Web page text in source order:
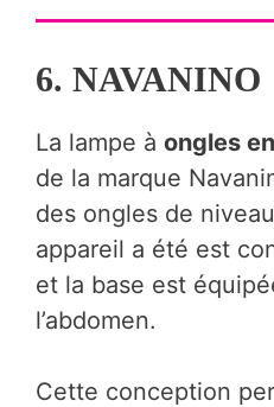
6. NAVANINO
La lampe à ongles
de la marque
des ongles de
appareil a été est
et la base est
l’abdomen.
Cette conception